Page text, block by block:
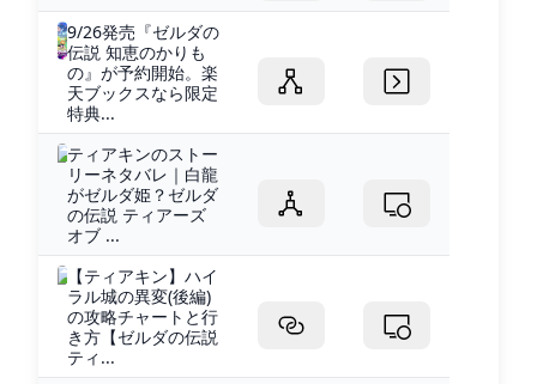
9/26発売『ゼルダの
伝説 知恵のかりも
の』が予約開始。楽
天ブックスなら限定
特典...
ティアキンのストー
リーネタバレ｜白龍
がゼルダ姫？ゼルダ
の伝説 ティアーズ
オブ ...
【ティアキン】ハイ
ラル城の異変(後編)
の攻略チャートと行
き方【ゼルダの伝説
ティ...